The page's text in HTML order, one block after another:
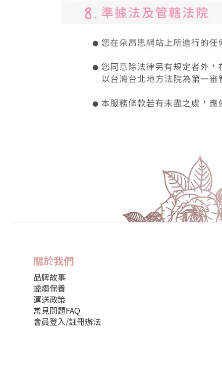
關於我們
品牌故事
蠟燭保養
運送政策
常見問題FAQ
會員登入/註冊辦法